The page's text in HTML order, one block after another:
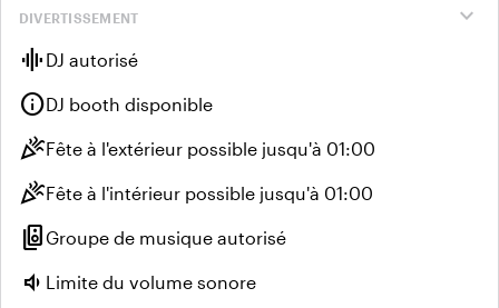
expand_more
DIVERTISSEMENT
graphic_eq DJ autorisé
infoDJ booth disponible
celebrationFête à l'extérieur possible jusqu'à 01:00
celebrationFête à l'intérieur possible jusqu'à 01:00
speaker_groupGroupe de musique autorisé
volume_down Limite du volume sonore